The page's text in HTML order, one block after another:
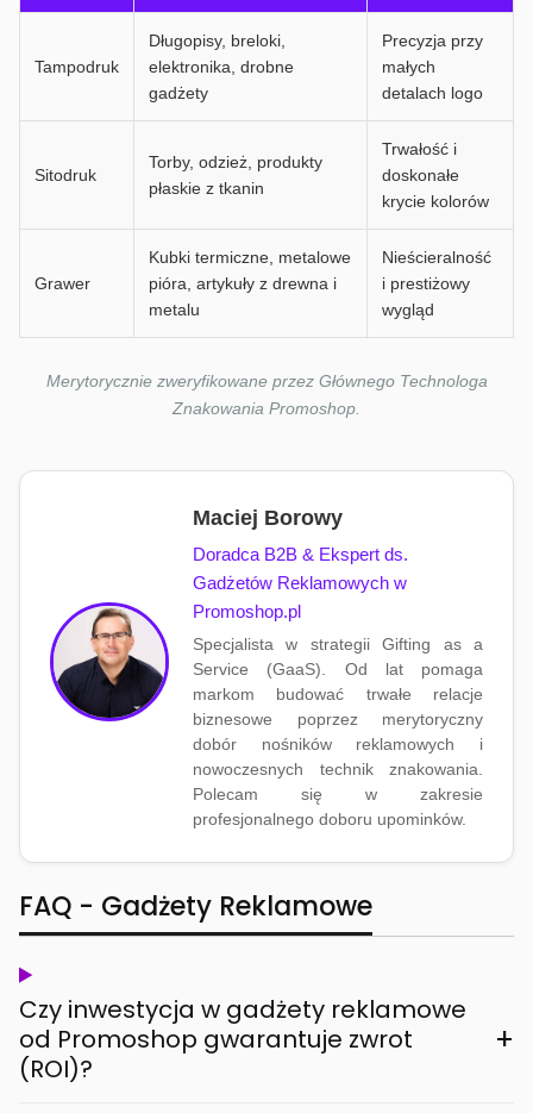
Tampodruk
Długopisy, breloki,
elektronika, drobne
gadżety
Precyzja przy
małych
detalach logo
Sitodruk
Torby, odzież, produkty
płaskie z tkanin
Trwałość i
doskonałe
krycie kolorów
Grawer
Kubki termiczne, metalowe
pióra, artykuły z drewna i
metalu
Nieścieralność
i prestiżowy
wygląd
Merytorycznie zweryfikowane przez Głównego Technologa
Znakowania Promoshop.
Maciej Borowy
Doradca B2B & Ekspert ds.
Gadżetów Reklamowych w
Promoshop.pl
Specjalista w strategii Gifting as a
Service (GaaS). Od lat pomaga
markom budować trwałe relacje
biznesowe poprzez merytoryczny
dobór nośników reklamowych i
nowoczesnych technik znakowania.
Polecam się w zakresie
profesjonalnego doboru upominków.
FAQ - Gadżety Reklamowe
Czy inwestycja w gadżety reklamowe
od Promoshop gwarantuje zwrot
(ROI)?
+